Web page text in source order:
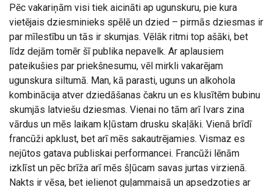
Pēc vakariņām visi tiek aicināti ap ugunskuru, pie kura
vietējais dziesminieks spēlē un dzied – pirmās dziesmas ir
par mīlestību un tās ir skumjas. Vēlāk ritmi top ašāki, bet
līdz dejām tomēr šī publika nepavelk. Ar aplausiem
pateikušies par priekšnesumu, vēl mirkli vakarējam
ugunskura siltumā. Man, kā parasti, uguns un alkohola
kombinācija atver dziedāšanas čakru un es klusītēm bubinu
skumjās latviešu dziesmas. Vienai no tām arī Ivars zina
vārdus un mēs laikam kļūstam drusku skaļāki. Vienā brīdī
francūži apklust, bet arī mēs sakautrējamies. Vismaz es
nejūtos gatava publiskai performancei. Francūži lēnām
izklīst un pēc brīža arī mēs šļūcam savas jurtas virzienā.
Nakts ir vēsa, bet ielienot guļammaisā un apsedzoties ar